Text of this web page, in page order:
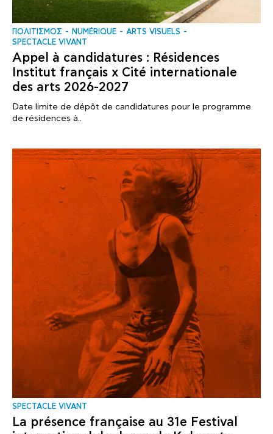
ΠΟΛΙΤΙΣΜΟΣ NUMÉRIQUE
ARTS VISUELS
SPECTACLE VIVANT
Appel à candidatures : Résidences
Institut français x Cité internationale
des arts 2026-2027
Date limite de dépôt de candidatures pour le programme
de résidences à..
SPECTACLE VIVANT
La présence française au 31e Festival